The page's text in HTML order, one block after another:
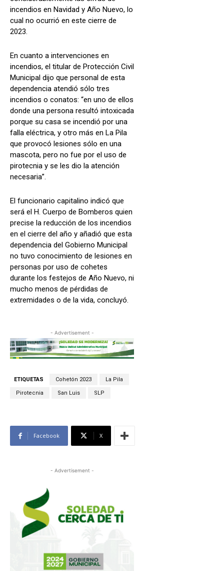
incendios en Navidad y Año Nuevo, lo
cual no ocurrió en este cierre de
2023.
En cuanto a intervenciones en
incendios, el titular de Protección Civil
Municipal dijo que personal de esta
dependencia atendió sólo tres
incendios o conatos: “en uno de ellos
donde una persona resultó intoxicada
porque su casa se incendió por una
falla eléctrica, y otro más en La Pila
que provocó lesiones sólo en una
mascota, pero no fue por el uso de
pirotecnia y se les dio la atención
necesaria”.
El funcionario capitalino indicó que
será el H. Cuerpo de Bomberos quien
precise la reducción de los incendios
en el cierre del año y añadió que esta
dependencia del Gobierno Municipal
no tuvo conocimiento de lesiones en
personas por uso de cohetes
durante los festejos de Año Nuevo, ni
mucho menos de pérdidas de
extremidades o de la vida, concluyó.
- Advertisement -
ETIQUETAS Cohetón 2023 La Pila
Pirotecnia San Luis SLP
Facebook X
- Advertisement -